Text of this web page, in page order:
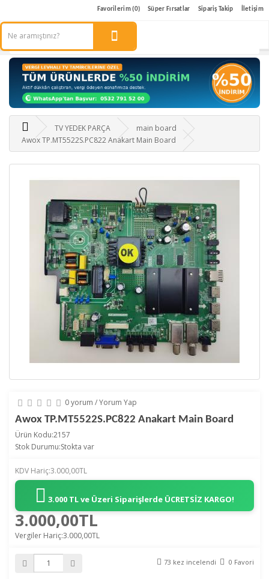
Favorilerim (0) Süper Fırsatlar Sipariş Takip İletişim
TV YEDEK PARÇA
main board
Awox TP.MT5522S.PC822 Anakart Main Board
0 yorum /Yorum Yap
Awox TP.MT5522S.PC822 Anakart Main Board
Ürün Kodu:2157
Stok Durumu:Stokta var
KDV Hariç:3.000,00TL
3.000 TL ve Üzeri Siparişlerde ÜCRETSİZ KARGO!
3.000,00TL
Vergiler Hariç:3.000,00TL
73 kez incelendi 0 Favori